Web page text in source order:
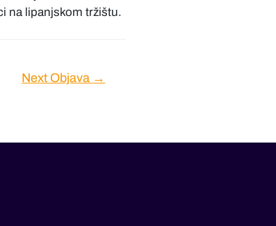
na lipanjskom tržištu.
Next Objava →